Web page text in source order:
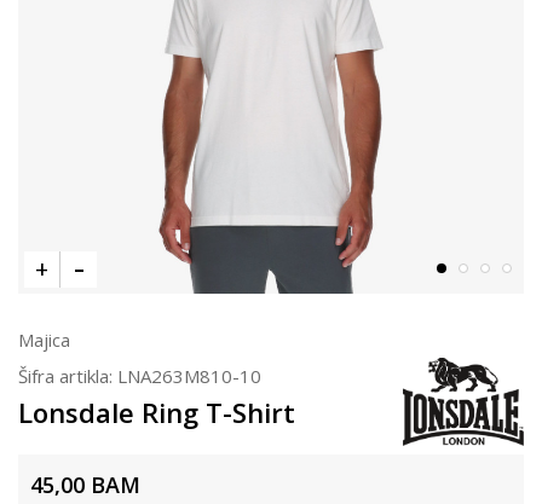
Majica
Šifra artikla: LNA263M810-10
Lonsdale Ring T-Shirt
45,00 BAM